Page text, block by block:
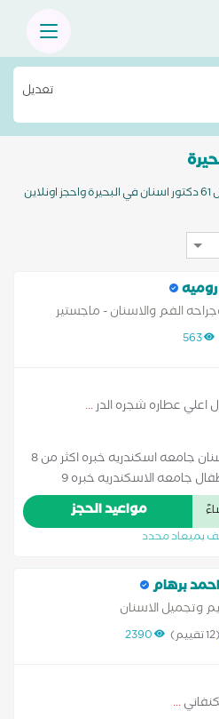
تعديل
اعرف اسعار الكشف وتقييمات أفضل 61 دكتور اسنان في البحيرة واحجز اونلاين
الفم والاسنان - ماجستير
جامعه الاسكندريه
563
اعلي عطاره شجره الدر...
ماچستير تركيبات وزراعه الاسنان جامعه اسكندريه خبره اكثر من 8
سنوات دبلومه طب اسنان الاطفال جامعه الاسكندريه خبره 9
مواعيد الحجز
بميعاد محدد
برهام
وتجميل الاسنان
(12 تقييم) 2390
...